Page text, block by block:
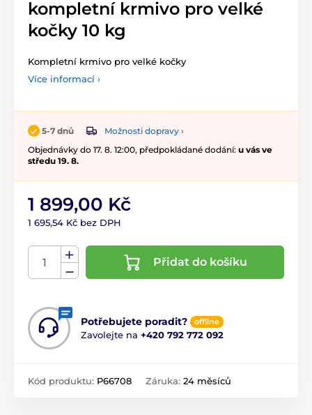
kompletní krmivo pro velké
kočky 10 kg
Kompletní krmivo pro velké kočky
Více informací ›
5-7 dnů
Možnosti dopravy ›
Objednávky do 17. 8. 12:00, předpokládané dodání: u vás ve
středu 19. 8.
1 899,00 Kč
1 695,54 Kč bez DPH
Přidat do košíku
Potřebujete poradit? offline
Zavolejte na +420 792 772 092
Kód produktu: P66708 Záruka: 24 měsíců